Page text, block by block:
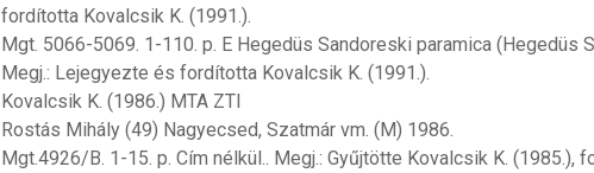
fordította Kovalcsik K. (1991.).
Mgt. 5066-5069. 1-110. p. E Hegedüs Sandoreski paramica (Hegedüs
Megj.: Lejegyezte és fordította Kovalcsik K. (1991.).
Kovalcsik K. (1986.) MTA ZTI
Rostás Mihály (49) Nagyecsed, Szatmár vm. (M) 1986.
Mgt.4926/B. 1-15. p. Cím nélkül.. Megj.: Gyűjtötte Kovalcsik K. (1985.),